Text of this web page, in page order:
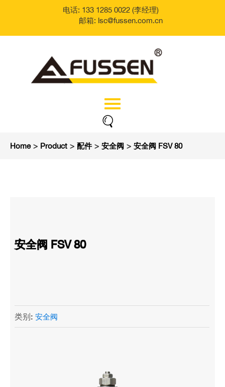
电话: 133 1285 0022 (李经理)
邮箱: lsc@fussen.com.cn
Home > Product > 配件 > 安全阀 > 安全阀 FSV 80
安全阀 FSV 80
类别: 安全阀